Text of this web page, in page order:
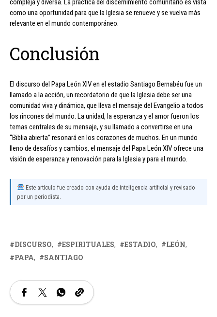
compleja y diversa. La práctica del discernimiento comunitario es vista
como una oportunidad para que la Iglesia se renueve y se vuelva más
relevante en el mundo contemporáneo.
Conclusión
El discurso del Papa León XIV en el estadio Santiago Bernabéu fue un
llamado a la acción, un recordatorio de que la Iglesia debe ser una
comunidad viva y dinámica, que lleva el mensaje del Evangelio a todos
los rincones del mundo. La unidad, la esperanza y el amor fueron los
temas centrales de su mensaje, y su llamado a convertirse en una
“Biblia abierta” resonará en los corazones de muchos. En un mundo
lleno de desafíos y cambios, el mensaje del Papa León XIV ofrece una
visión de esperanza y renovación para la Iglesia y para el mundo.
Este artículo fue creado con ayuda de inteligencia artificial y revisado
por un periodista.
DISCURSO ESPIRITUALES ESTADIO
LEÓN
PAPA
SANTIAGO